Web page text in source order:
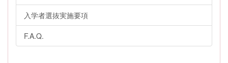
入学者選抜実施要項
F.A.Q.